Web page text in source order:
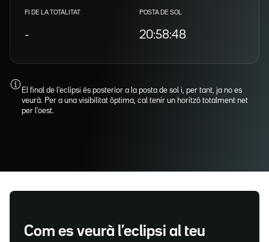
FI DE LA TOTALITAT
-
POSTA DE SOL
20:58:48
El final de l'eclipsi és posterior a la posta de sol i, per tant, ja no es
veurà. Per a una visibilitat òptima, cal tenir un horitzó totalment net
per l'oest.
Com es veurà l’eclipsi al teu